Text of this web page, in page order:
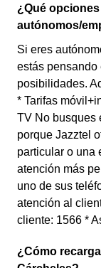
¿Qué
autónomos/
Si eres
estás pensando
posibilidades.
* Tarifas
TV No busques
porque Jazztel
particular o una
atención más
uno de sus
atención al
cliente: 1566 *
¿Cómo